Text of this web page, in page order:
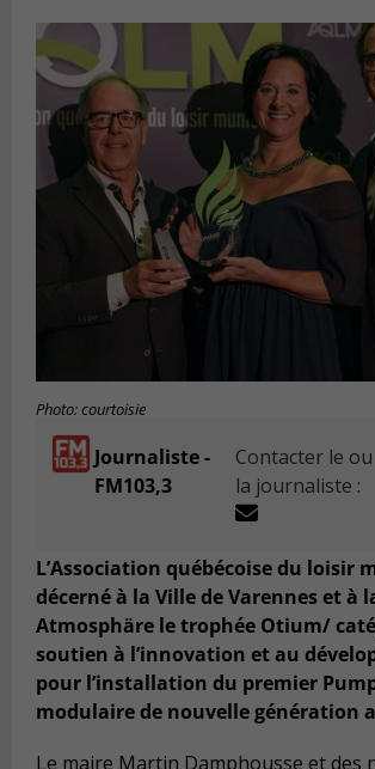
Photo: courtoisie
Journaliste -
FM103,3
Contacter le ou
la journaliste :
L’Association québécoise du loisir
décerné à la Ville de Varennes et à
Atmosphäre le trophée Otium/
soutien à l’innovation et au
pour l’installation du premier
modulaire de nouvelle génération
Le maire Martin Damphousse et des